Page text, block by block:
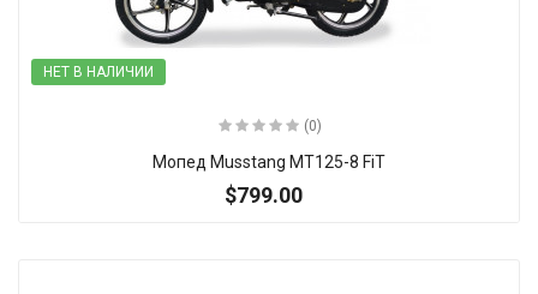
НЕТ В НАЛИЧИИ
(0)
Мопед Musstang MT125-8 FiT
$799.00